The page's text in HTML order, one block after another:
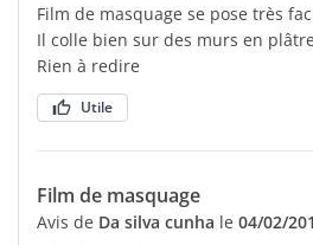
Film de masquage se pose très
Il colle bien sur des murs en
Rien à redire
Utile
Film de masquage
Avis de Da silva cunha le 04/02/